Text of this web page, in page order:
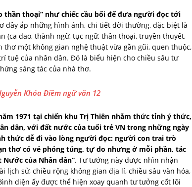
thần thoại” như chiếc cầu bối để đưa người đọc tới
đầy ắp những hình ảnh, chi tiết đời thường, đặc biệt là
(ca dao, thành ngữ, tục ngữ, thần thoại, truyền thuyết,
một không gian nghệ thuật vừa gần gũi, quen thuộc,
tuệ của nhân dân. Đó là biểu hiện cho chiều sâu tư
sáng tác của nhà thơ.
Khóa Điềm ngữ văn 12
1971 tại chiến khu Trị Thiên nhằm thức tỉnh ý thức,
dân, với đất nước của tuổi trẻ VN trong những ngày
thức dễ đi vào lòng người đọc: người con trai trò
thơ có vẻ phóng túng, tự do nhưng ở mỗi phần, tác
của Nhân dân”. Tư tưởng này được nhìn nhận
lịch sử, chiều rộng không gian địa lí, chiều sâu văn hóa,
diện ấy được thể hiện xoay quanh tư tưởng cốt lõi